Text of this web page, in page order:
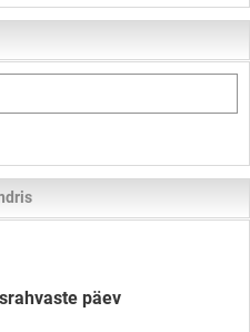
päev